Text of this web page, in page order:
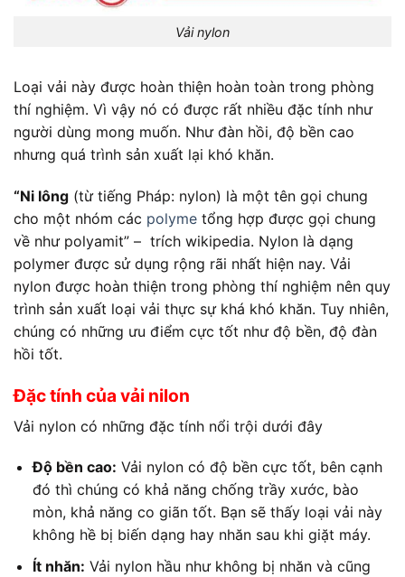
Vải nylon
Loại vải này được hoàn thiện hoàn toàn trong phòng
thí nghiệm. Vì vậy nó có được rất nhiều đặc tính như
người dùng mong muốn. Như đàn hồi, độ bền cao
nhưng quá trình sản xuất lại khó khăn.
“Ni lông (từ tiếng Pháp: nylon) là một tên gọi chung
cho một nhóm các polyme tổng hợp được gọi chung
về như polyamit” – trích wikipedia. Nylon là dạng
polymer được sử dụng rộng rãi nhất hiện nay. Vải
nylon được hoàn thiện trong phòng thí nghiệm nên quy
trình sản xuất loại vải thực sự khá khó khăn. Tuy nhiên,
chúng có những ưu điểm cực tốt như độ bền, độ đàn
hồi tốt.
Đặc tính của vải nilon
Vải nylon có những đặc tính nổi trội dưới đây
Độ bền cao: Vải nyloncó độ bền cực tốt, bên cạnh
đó thì chúng có khả năng chống trầy xước, bào
mòn, khả năng co giãn tốt. Bạn sẽ thấy loại vải này
không hề bị biến dạng hay nhăn sau khi giặt máy.
Ít nhăn: Vải nylonhầu như không bị nhăn và cũng